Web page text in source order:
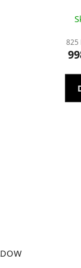
825